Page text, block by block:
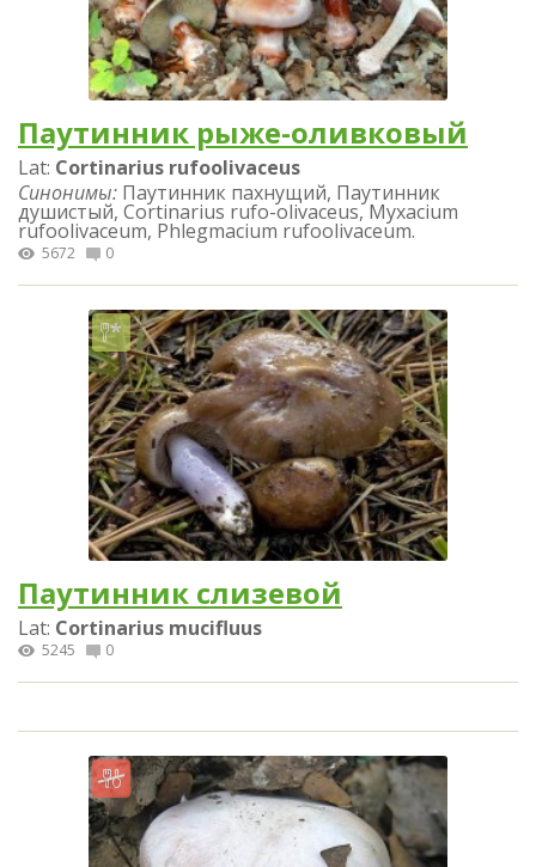
Паутинник рыже-оливковый
Lat: Cortinarius rufoolivaceus
Синонимы: Паутинник пахнущий, Паутинник
душистый, Cortinarius rufo-olivaceus, Myxacium
rufoolivaceum, Phlegmacium rufoolivaceum.
5672 0
Паутинник слизевой
Lat: Cortinarius mucifluus
5245 0